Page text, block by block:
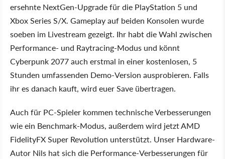
ersehnte NextGen-Upgrade für die PlayStation 5 und
Xbox Series S/X. Gameplay auf beiden Konsolen wurde
soeben im Livestream gezeigt. Ihr habt die Wahl zwischen
Performance- und Raytracing-Modus und könnt
Cyberpunk 2077 auch erstmal in einer kostenlosen, 5
Stunden umfassenden Demo-Version ausprobieren. Falls
ihr es danach kauft, wird euer Save übertragen.
Auch für PC-Spieler kommen technische Verbesserungen
wie ein Benchmark-Modus, außerdem wird jetzt AMD
FidelityFX Super Revolution unterstützt. Unser Hardware-
Autor Nils hat sich die Performance-Verbesserungen für